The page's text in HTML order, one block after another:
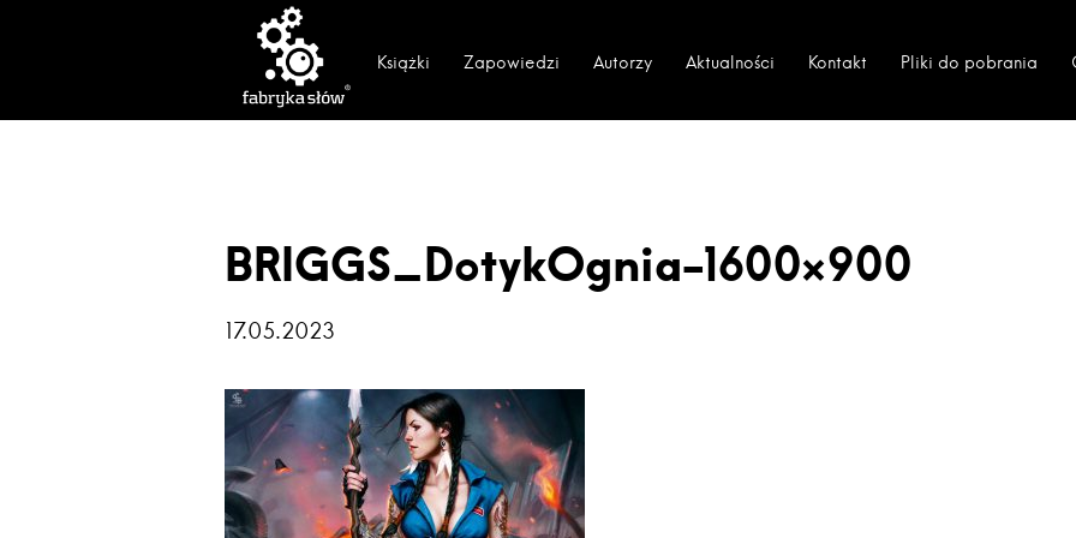
Książki Zapowiedzi Autorzy Aktualności Kontakt Pliki do pobrania
BRIGGS_DotykOgnia-1600×900
17.05.2023